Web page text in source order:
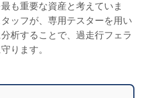
も重要な資産と考えていま
ッフが、専用テスターを用い
析することで、過走行フェラ
ります。